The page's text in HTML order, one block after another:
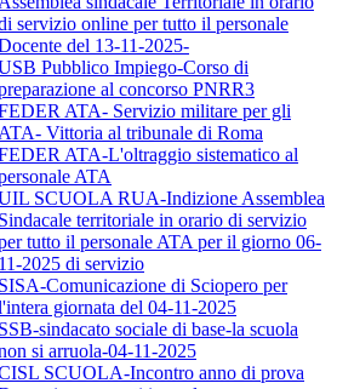
servizio online per tutto il personale
del 13-11-2025-
Pubblico Impiego-Corso di
al concorso PNRR3
ATA- Servizio militare per gli
ATA- Vittoria al tribunale di Roma
ATA-L'oltraggio sistematico al
ATA
SCUOLA RUA-Indizione Assemblea
Sindacale territoriale in orario di servizio
tutto il personale ATA per il giorno 06-
11-2025 di servizio
SISA-Comunicazione di Sciopero per
giornata del 04-11-2025
SSB-sindacato sociale di base-la scuola
si arruola-04-11-2025
SCUOLA-Incontro anno di prova